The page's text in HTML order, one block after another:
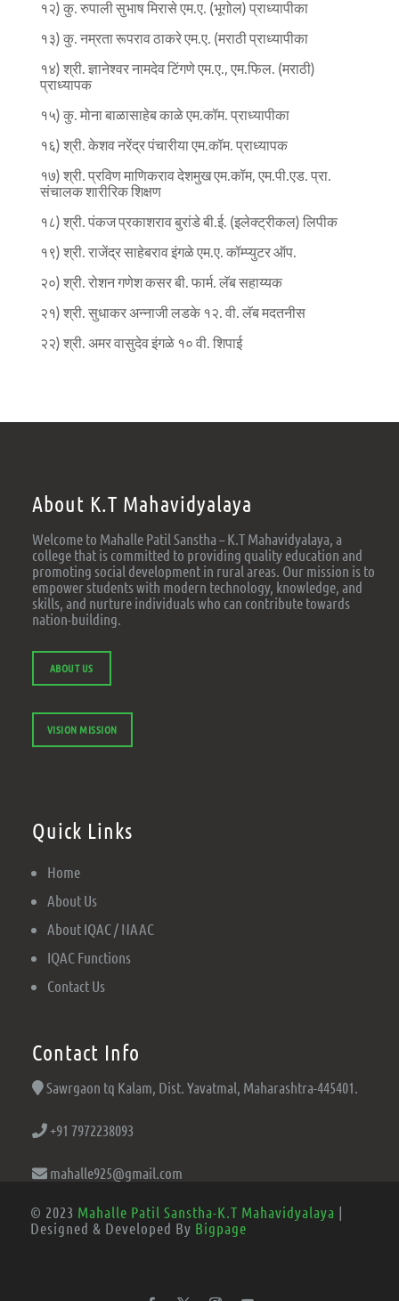
१२) कु. रुपाली सुभाष मिरासे एम.ए. (भूगोल) प्राध्यापीका
१३) कु. नम्रता रूपराव ठाकरे एम.ए. (मराठी प्राध्यापीका
१४) श्री. ज्ञानेश्वर नामदेव टिंगणे एम.ए., एम.फिल. (मराठी)
प्राध्यापक
१५) कु. मोना बाळासाहेब काळे एम.कॉम. प्राध्यापीका
१६) श्री. केशव नरेंद्र पंचारीया एम.कॉम. प्राध्यापक
१७) श्री. प्रविण माणिकराव देशमुख एम.कॉम, एम.पी.एड. प्रा.
संचालक शारीरिक शिक्षण
१८) श्री. पंकज प्रकाशराव बुरांडे बी.ई. (इलेक्ट्रीकल) लिपीक
१९) श्री. राजेंद्र साहेबराव इंगळे एम.ए. कॉम्प्युटर ऑप.
२०) श्री. रोशन गणेश कसर बी. फार्म. लॅब सहाय्यक
२१) श्री. सुधाकर अन्नाजी लडके १२. वी. लॅब मदतनीस
२२) श्री. अमर वासुदेव इंगळे १० वी. शिपाई
About K.T Mahavidyalaya
Welcome to Mahalle Patil Sanstha – K.T Mahavidyalaya, a
college that is committed to providing quality education and
promoting social development in rural areas. Our mission is to
empower students with modern technology, knowledge, and
skills, and nurture individuals who can contribute towards
nation-building.
ABOUT US
VISION MISSION
Quick Links
Home
About Us
About IQAC / NAAC
IQAC Functions
Contact Us
Contact Info
Sawrgaon tq Kalam, Dist. Yavatmal, Maharashtra-445401.
+91 7972238093
mahalle925@gmail.com
© 2023 Mahalle Patil Sanstha-K.T Mahavidyalaya |
Designed & Developed By Bigpage